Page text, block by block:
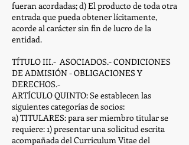
fueran acordadas; d) El producto de toda otra
entrada que pueda obtener lícitamente,
acorde al carácter sin fin de lucro de la
entidad.
TÍTULO III.- ASOCIADOS.- CONDICIONES
DE ADMISIÓN - OBLIGACIONES Y
DERECHOS.-
ARTÍCULO QUINTO: Se establecen las
siguientes categorías de socios:
a) TITULARES: para ser miembro titular se
requiere: 1) presentar una solicitud escrita
acompañada del Curriculum Vitae del